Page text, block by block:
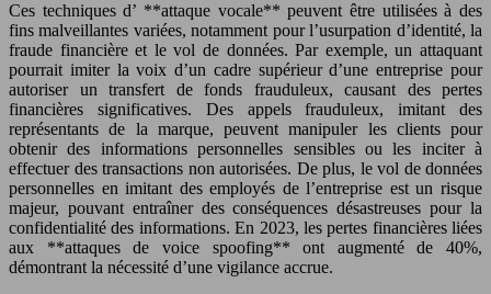
Ces techniques d’ **attaque vocale** peuvent être utilisées à des
fins malveillantes variées, notamment pour l’usurpation d’identité, la
fraude financière et le vol de données. Par exemple, un attaquant
pourrait imiter la voix d’un cadre supérieur d’une entreprise pour
autoriser un transfert de fonds frauduleux, causant des pertes
financières significatives. Des appels frauduleux, imitant des
représentants de la marque, peuvent manipuler les clients pour
obtenir des informations personnelles sensibles ou les inciter à
effectuer des transactions non autorisées. De plus, le vol de données
personnelles en imitant des employés de l’entreprise est un risque
majeur, pouvant entraîner des conséquences désastreuses pour la
confidentialité des informations. En 2023, les pertes financières liées
aux **attaques de voice spoofing** ont augmenté de 40%,
démontrant la nécessité d’une vigilance accrue.